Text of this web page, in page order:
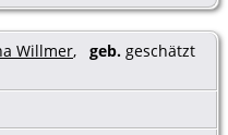
Willmer, geb. geschätzt